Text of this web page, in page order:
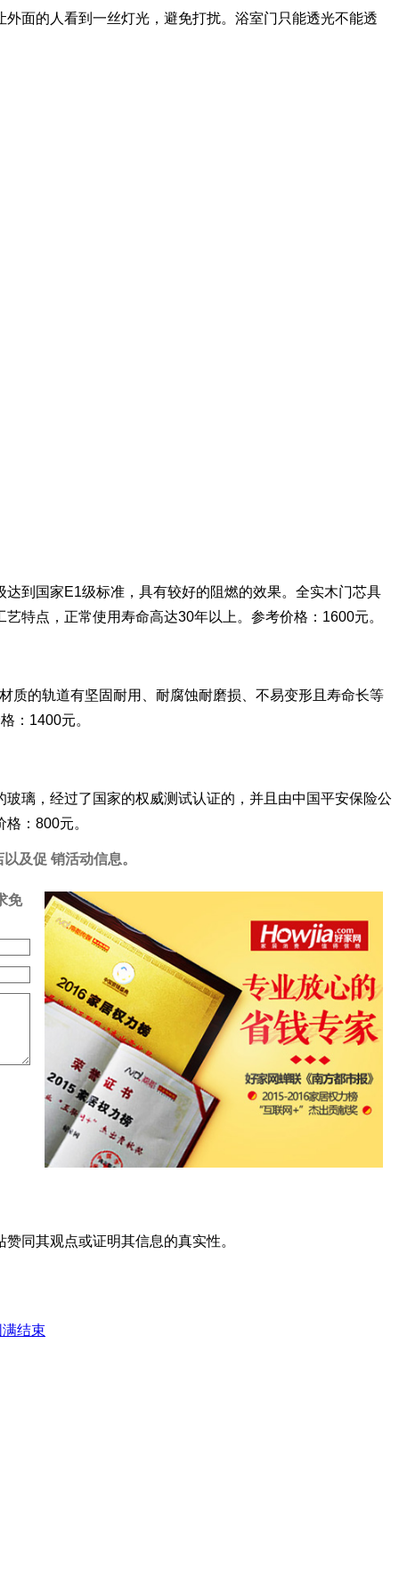
面的人看到一丝灯光，避免打扰。浴室门只能透光不能透
到国家E1级标准，具有较好的阻燃的效果。全实木门芯具
特点，正常使用寿命高达30年以上。参考价格：1600元。
的轨道有坚固耐用、耐腐蚀耐磨损、不易变形且寿命长等
：1400元。
璃，经过了国家的权威测试认证的，并且由中国平安保险公
：800元。
及促 销活动信息。
免
同其观点或证明其信息的真实性。
结束